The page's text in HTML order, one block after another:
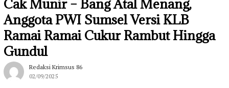
Cak Munir – Bang Atal Menang,
Anggota PWI Sumsel Versi KLB
Ramai Ramai Cukur Rambut Hingga
Gundul
Redaksi Krimsus 86
02/09/2025